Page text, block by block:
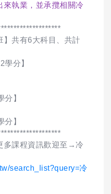
來執業，並承攬相關冷
共有6大科目、共計
學分】
分】
】
多課程資訊歡迎至→冷
search_list?query=冷